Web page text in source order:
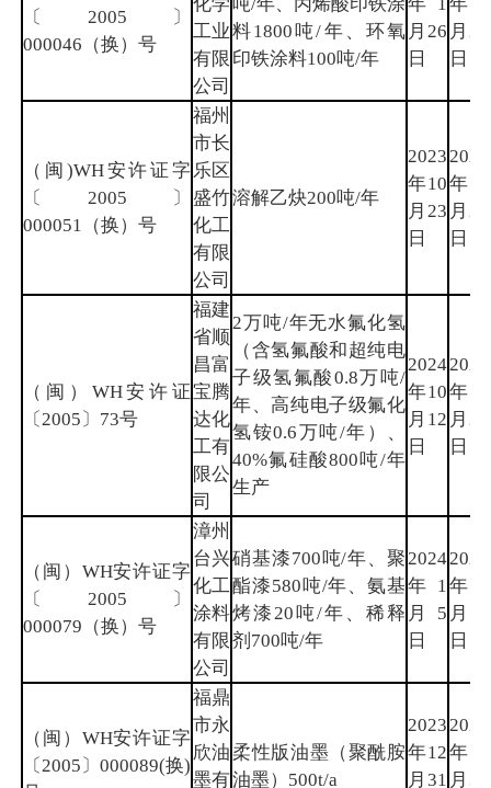
〔2005〕
000046（换）号
工业
有限
公司
料1800吨/年、环氧
印铁涂料100吨/年
月26
日
月26
日
（闽)WH安许证字
〔2005〕
000051（换）号
福州
市长
乐区
盛竹
化工
有限
公司
溶解乙炔200吨/年
2023
年10
月23
日
2026
年10
月22
日
（闽）WH安许证
〔2005〕73号
福建
省顺
昌富
宝腾
达化
工有
限公
司
2万吨/年无水氟化氢
（含氢氟酸和超纯电
子级氢氟酸0.8万吨/
年、高纯电子级氟化
氢铵0.6万吨/年）、
40%氟硅酸800吨/年
生产
2024
年10
月12
日
2026
年9
月22
日
（闽）WH安许证字
〔2005〕
000079（换）号
漳州
台兴
化工
涂料
有限
公司
硝基漆700吨/年、聚
酯漆580吨/年、氨基
烤漆20吨/年、稀释
剂700吨/年
2024
年1
月5
日
2026
年11
月16
日
（闽）WH安许证字
〔2005〕000089(换)
福鼎
市永
欣油
墨有
柔性版油墨（聚酰胺
油墨）500t/a
2023
年12
月31
2026
年12
月30